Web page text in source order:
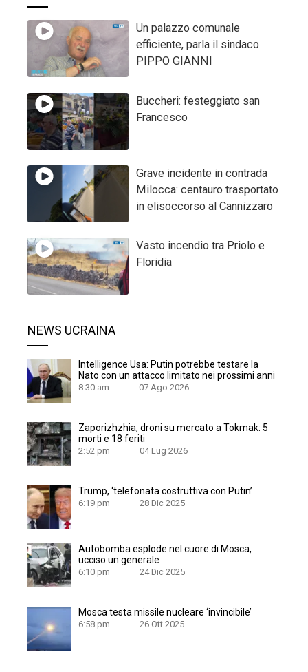
Un palazzo comunale
efficiente, parla il sindaco
PIPPO GIANNI
Buccheri: festeggiato san
Francesco
Grave incidente in contrada
Milocca: centauro trasportato
in elisoccorso al Cannizzaro
Vasto incendio tra Priolo e
Floridia
NEWS UCRAINA
Intelligence Usa: Putin potrebbe testare la
Nato con un attacco limitato nei prossimi anni
8:30 am 07 Ago 2026
Zaporizhzhia, droni su mercato a Tokmak: 5
morti e 18 feriti
2:52 pm 04 Lug 2026
Trump, ‘telefonata costruttiva con Putin’
6:19 pm 28 Dic 2025
Autobomba esplode nel cuore di Mosca,
ucciso un generale
6:10 pm 24 Dic 2025
Mosca testa missile nucleare ‘invincibile’
6:58 pm 26 Ott 2025